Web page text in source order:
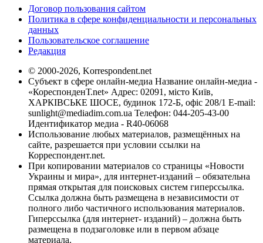
Договор пользования сайтом
Политика в сфере конфиденциальности и персональных
данных
Пользовательское соглашение
Редакция
© 2000-2026, Korrespondent.net
Субъект в сфере онлайн-медиа Название онлайн-медиа -
«КореспонденТ.net» Адрес: 02091, місто Київ,
ХАРКІВСЬКЕ ШОСЕ, будинок 172-Б, офіс 208/1 E-mail:
sunlight@mediadim.com.ua Телефон: 044-205-43-00
Идентификатор медиа - R40-06068
Использование любых материалов, размещённых на
сайте, разрешается при условии ссылки на
Корреспондент.net.
При копировании материалов со страницы «Новости
Украины и мира», для интернет-изданий – обязательна
прямая открытая для поисковых систем гиперссылка.
Ссылка должна быть размещена в независимости от
полного либо частичного использования материалов.
Гиперссылка (для интернет- изданий) – должна быть
размещена в подзаголовке или в первом абзаце
материала.